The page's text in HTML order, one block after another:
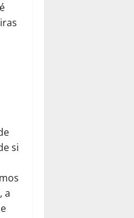
si
a